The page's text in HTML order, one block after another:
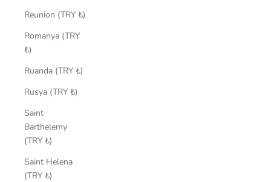
Reunion (TRY ₺)
Romanya (TRY
₺)
Ruanda (TRY ₺)
Rusya (TRY ₺)
Saint
Barthelemy
(TRY ₺)
Saint Helena
(TRY ₺)